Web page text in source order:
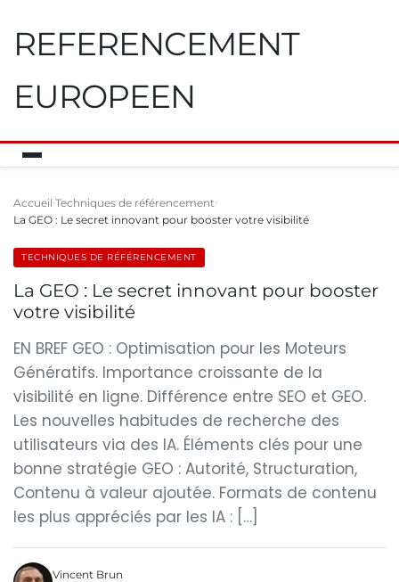
REFERENCEMENT
EUROPEEN
Accueil Techniques de référencement
La GEO : Le secret innovant pour booster votre visibilité
TECHNIQUES DE RÉFÉRENCEMENT
La GEO : Le secret innovant pour booster
votre visibilité
EN BREF GEO : Optimisation pour les Moteurs
Génératifs. Importance croissante de la
visibilité en ligne. Différence entre SEO et GEO.
Les nouvelles habitudes de recherche des
utilisateurs via des IA. Éléments clés pour une
bonne stratégie GEO : Autorité, Structuration,
Contenu à valeur ajoutée. Formats de contenu
les plus appréciés par les IA : […]
Vincent Brun